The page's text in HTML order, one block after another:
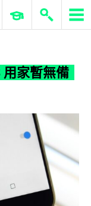
ERP 與商業 AI
家暫無備